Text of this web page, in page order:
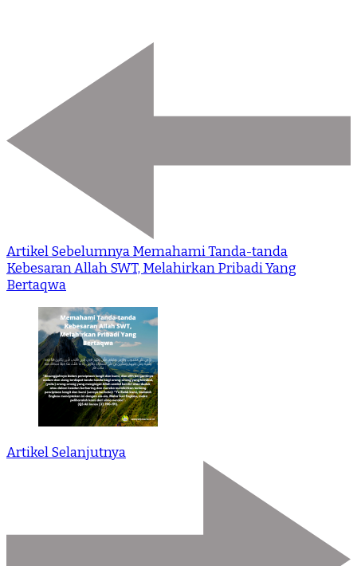
Artikel SebelumnyaMemahami Tanda-tanda
Kebesaran Allah SWT, Melahirkan Pribadi Yang
Bertaqwa
Artikel Selanjutnya